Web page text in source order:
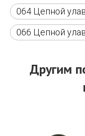
064 Цепной
066 Цепной
Другим